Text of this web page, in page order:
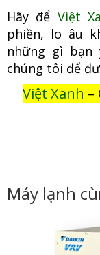
Hãy để Việt
phiền, lo âu
những gì bạn
chúng tôi để
Việt Xanh –
Máy lạnh